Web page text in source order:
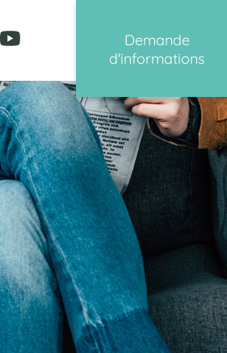
Demande
d'informations